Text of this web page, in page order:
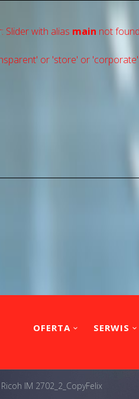
Slider with alias main not
or 'store' or
OFERTA SERWIS
IM 2702_2_CopyFelix